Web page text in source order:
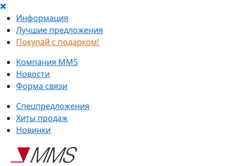
Информация
Лучшие предложения
Покупай с подарком!
Компания MMS
Новости
Форма связи
Спецпредложения
Хиты продаж
Новинки